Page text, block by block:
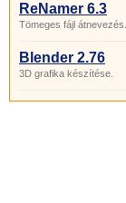
ReNamer 6.3
Tömeges fájl átnevezés.
Blender 2.76
3D grafika készítése.